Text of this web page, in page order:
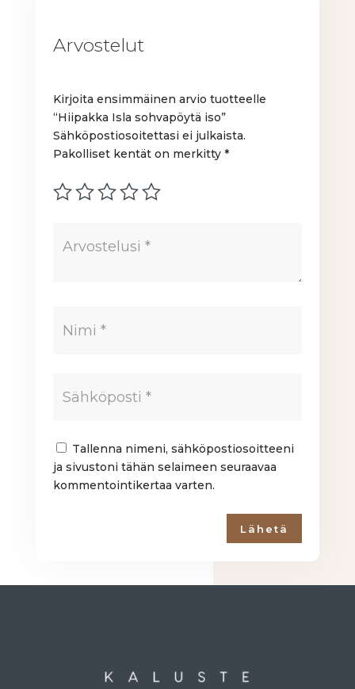
Arvostelut
Kirjoita ensimmäinen arvio tuotteelle
“Hiipakka Isla sohvapöytä iso”
Sähköpostiosoitettasi ei julkaista.
Pakolliset kentät on merkitty*
Tallenna nimeni, sähköpostiosoitteeni
ja sivustoni tähän selaimeen seuraavaa
kommentointikertaa varten.
Lähetä